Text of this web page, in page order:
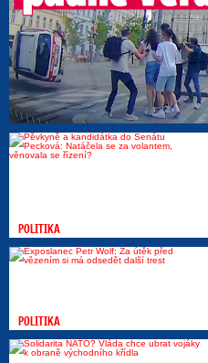
POLITIKA
POLITIKA